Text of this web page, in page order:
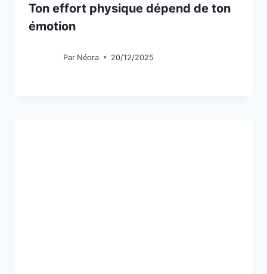
Ton effort physique dépend de ton
émotion
Par Néora 20/12/2025